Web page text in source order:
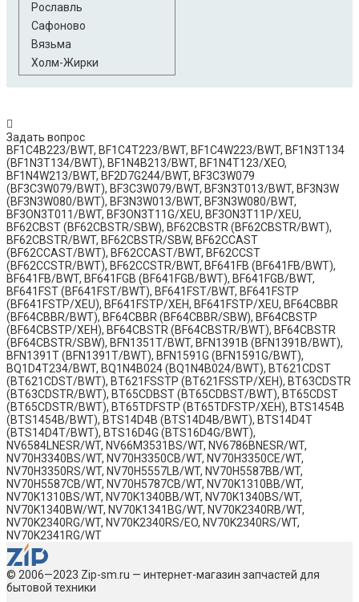
Рославль
Сафоново
Вязьма
Холм-Жирки
Задать вопрос
BF1C4B223/BWT, BF1C4T223/BWT, BF1C4W223/BWT, BF1N3T134
(BF1N3T134/BWT), BF1N4B213/BWT, BF1N4T123/XEO,
BF1N4W213/BWT, BF2D7G244/BWT, BF3C3W079
(BF3C3W079/BWT), BF3C3W079/BWT, BF3N3T013/BWT, BF3N3W
(BF3N3W080/BWT), BF3N3W013/BWT, BF3N3W080/BWT,
BF3ON3T011/BWT, BF3ON3T11G/XEU, BF3ON3T11P/XEU,
BF62CBST (BF62CBSTR/SBW), BF62CBSTR (BF62CBSTR/BWT),
BF62CBSTR/BWT, BF62CBSTR/SBW, BF62CCAST
(BF62CCAST/BWT), BF62CCAST/BWT, BF62CCST
(BF62CCSTR/BWT), BF62CCSTR/BWT, BF641FB (BF641FB/BWT),
BF641FB/BWT, BF641FGB (BF641FGB/BWT), BF641FGB/BWT,
BF641FST (BF641FST/BWT), BF641FST/BWT, BF641FSTP
(BF641FSTP/XEU), BF641FSTP/XEH, BF641FSTP/XEU, BF64CBBR
(BF64CBBR/BWT), BF64CBBR (BF64CBBR/SBW), BF64CBSTP
(BF64CBSTP/XEH), BF64CBSTR (BF64CBSTR/BWT), BF64CBSTR
(BF64CBSTR/SBW), BFN1351T/BWT, BFN1391B (BFN1391B/BWT),
BFN1391T (BFN1391T/BWT), BFN1591G (BFN1591G/BWT),
BQ1D4T234/BWT, BQ1N4B024 (BQ1N4B024/BWT), BT621CDST
(BT621CDST/BWT), BT621FSSTP (BT621FSSTP/XEH), BT63CDSTR
(BT63CDSTR/BWT), BT65CDBST (BT65CDBST/BWT), BT65CDST
(BT65CDSTR/BWT), BT65TDFSTP (BT65TDFSTP/XEH), BTS1454B
(BTS1454B/BWT), BTS14D4B (BTS14D4B/BWT), BTS14D4T
(BTS14D4T/BWT), BTS16D4G (BTS16D4G/BWT),
NV6584LNESR/WT, NV66M3531BS/WT, NV6786BNESR/WT,
NV70H3340BS/WT, NV70H3350CB/WT, NV70H3350CE/WT,
NV70H3350RS/WT, NV70H5557LB/WT, NV70H5587BB/WT,
NV70H5587CB/WT, NV70H5787CB/WT, NV70K1310BB/WT,
NV70K1310BS/WT, NV70K1340BB/WT, NV70K1340BS/WT,
NV70K1340BW/WT, NV70K1341BG/WT, NV70K2340RB/WT,
NV70K2340RG/WT, NV70K2340RS/EO, NV70K2340RS/WT,
NV70K2341RG/WT
© 2006—2023 Zip-sm.ru — интернет-магазин запчастей для
бытовой техники